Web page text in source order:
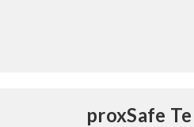
proxSafe